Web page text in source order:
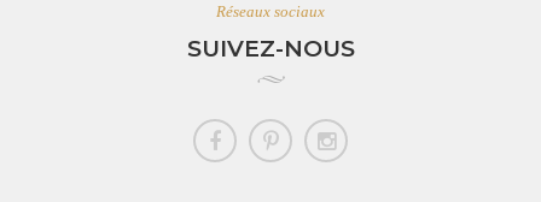
Réseaux sociaux
SUIVEZ-NOUS